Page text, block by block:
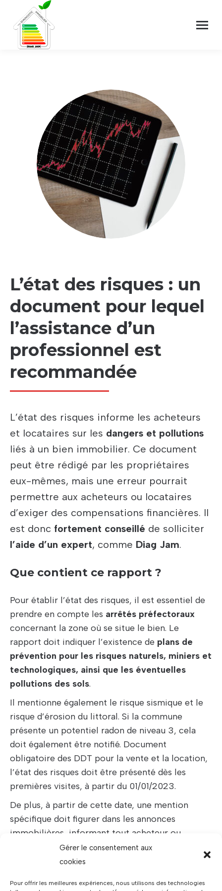
Gérer le consentement aux
cookies
Pour offrir les meilleures expériences, nous utilisons des technologies
L’état des risques : un
document pour lequel
l’assistance d’un
professionnel est
recommandée
L’état des risques informe les acheteurs
et locataires sur les dangers et pollutions
liés à un bien immobilier. Ce document
peut être rédigé par les propriétaires
eux-mêmes, mais une erreur pourrait
permettre aux acheteurs ou locataires
d’exiger des compensations financières. Il
est donc fortement conseillé de solliciter
l’aide d’un expert, comme Diag Jam.
Que contient ce rapport ?
Pour établir l’état des risques, il est essentiel de
prendre en compte les arrêtés préfectoraux
concernant la zone où se situe le bien. Le
rapport doit indiquer l’existence de plans de
prévention pour les risques naturels, miniers et
technologiques, ainsi que les éventuelles
pollutions des sols.
Il mentionne également le risque sismique et le
risque d’érosion du littoral. Si la commune
présente un potentiel radon de niveau 3, cela
doit également être notifié. Document
obligatoire des DDT pour la vente et la location,
l’état des risques doit être présenté dès les
premières visites, à partir du 01/01/2023.
De plus, à partir de cette date, une mention
spécifique doit figurer dans les annonces
immobilières, informant tout acheteur ou
locataire potentiel sur la possibilité de consulter
les risques qui pourraient affecter le bien.